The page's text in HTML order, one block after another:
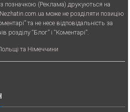
позначкою (Реклама) друкуються на
може не розділяти позицію
та не несе відповідальність за
розділу “Блог” і “Коментарі”.
та Німеччини